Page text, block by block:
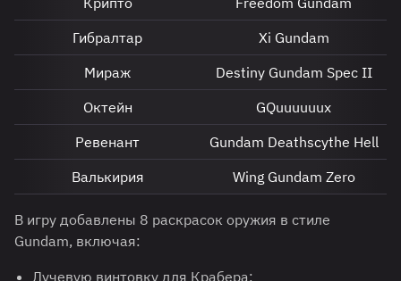
Гибралтар
Xi Gundam
Мираж
Destiny Gundam Spec II
Октейн
GQuuuuuux
Ревенант
Gundam Deathscythe Hell
Валькирия
Wing Gundam Zero
В игру добавлены 8 раскрасок оружия в стиле
Gundam, включая:
Лучевую винтовку для Крабера;